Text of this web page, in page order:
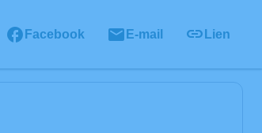
Facebook E-mail Lien